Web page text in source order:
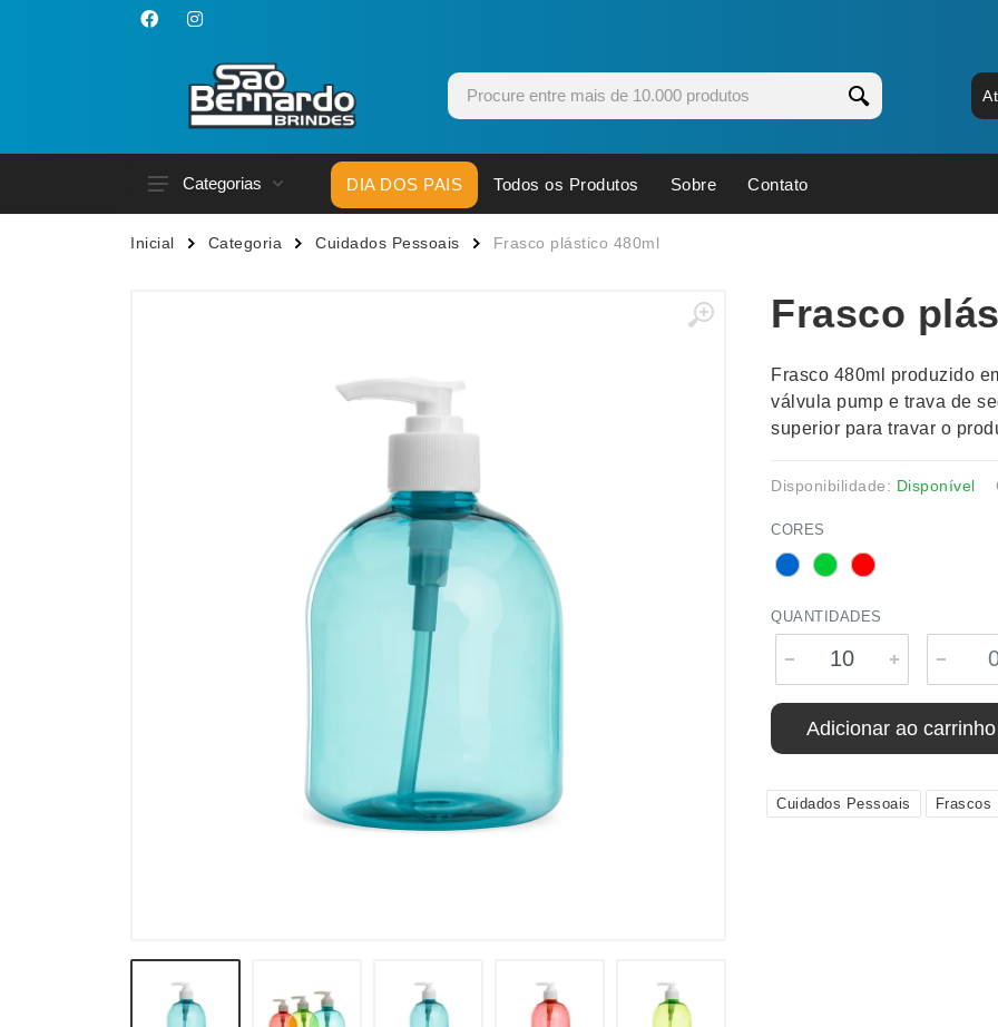
Categorias
Acessórios p/ Celular
Canecas
Chaveiros
Cuidados Pessoais
Fones de
Guarda-
Kit
Lanternas
DIA DOS PAIS Todos os Produtos Sobre Contato
Inicial Categoria Cuidados Pessoais Frasco plástico 480ml
Frasco
Frasco 480ml produzido
válvula pump e trava de
superior para travar o
Disponibilidade: Disponível
CORES
QUANTIDADES
Adicionar ao carrinho
Cuidados Pessoais Frascos